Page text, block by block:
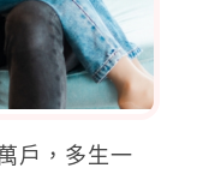
戶，多生一